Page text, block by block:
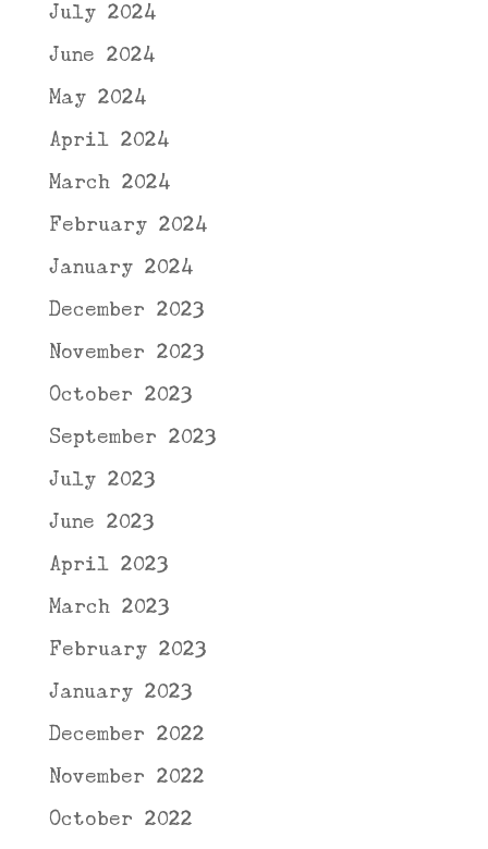
July 2024
June 2024
May 2024
April 2024
March 2024
February 2024
January 2024
December 2023
November 2023
October 2023
September 2023
July 2023
June 2023
April 2023
March 2023
February 2023
January 2023
December 2022
November 2022
October 2022